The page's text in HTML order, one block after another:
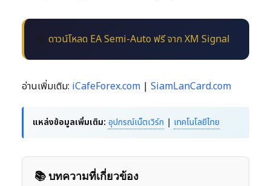
ดาวน์โหลด EA Semi-Auto ฟรี จาก XM Signal
อ่านเพิ่มเติม: iCafeForex.com | SiamLanCard.com
แหล่งข้อมูลเพิ่มเติม: อุปกรณ์เน็ตเวิร์ก | เทคโนโลยีไทย
📚 บทความที่เกี่ยวข้อง